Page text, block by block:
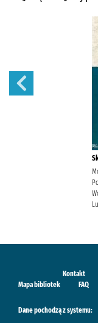
Kontakt
Mapa bibliotek
FAQ
Dane pochodzą z systemu: